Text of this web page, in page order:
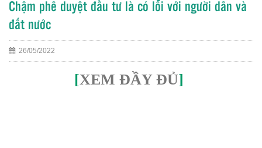
Chậm phê duyệt đầu tư là có lỗi với người dân và
đất nước
26/05/2022
[XEM ĐẦY ĐỦ]